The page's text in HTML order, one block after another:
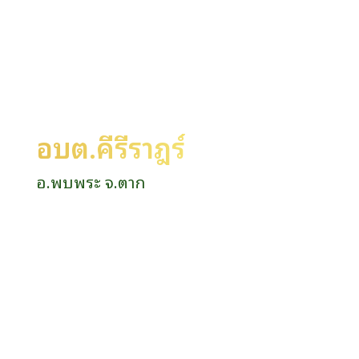
อบต.คีรีราษฎร์
อ.พบพระ จ.ตาก